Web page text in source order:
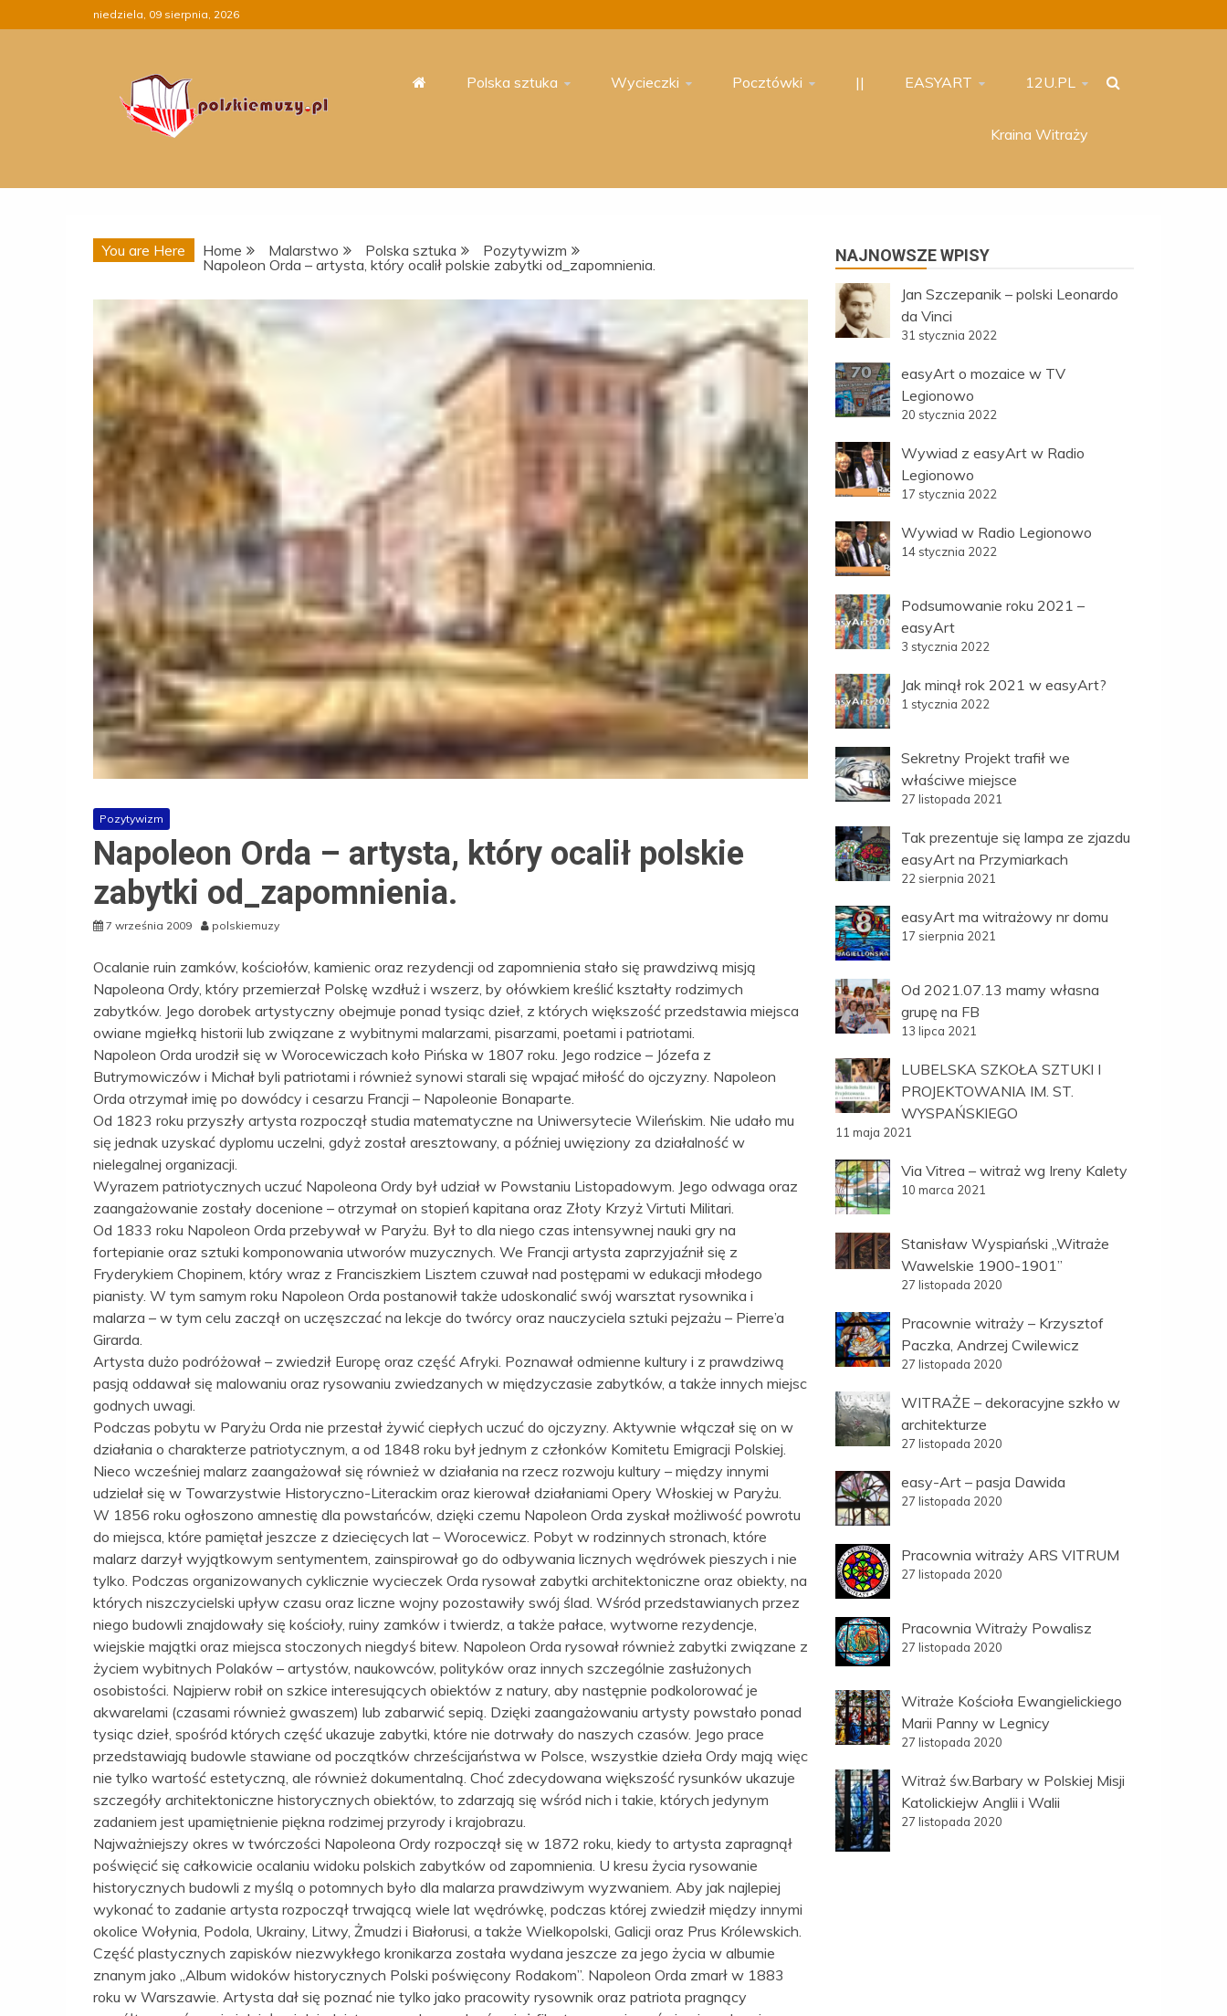
to
niedziela, 09 sierpnia, 2026
Polska sztuka Wycieczki Pocztówki || EASYART 12U.PL
Kraina Witraży
You are Here Home Malarstwo Polska sztuka
Pozytywizm
Napoleon Orda – artysta, który ocalił polskie zabytki od_zapomnienia.
Pozytywizm
Napoleon Orda – artysta, który ocalił polskie
zabytki od_zapomnienia.
7 września 2009 polskiemuzy
Ocalanie ruin zamków, kościołów, kamienic oraz rezydencji od zapomnienia stało się prawdziwą misją
Napoleona Ordy, który przemierzał Polskę wzdłuż i wszerz, by ołówkiem kreślić kształty rodzimych
zabytków. Jego dorobek artystyczny obejmuje ponad tysiąc dzieł, z których większość przedstawia miejsca
owiane mgiełką historii lub związane z wybitnymi malarzami, pisarzami, poetami i patriotami.
Napoleon Orda urodził się w Worocewiczach koło Pińska w 1807 roku. Jego rodzice – Józefa z
Butrymowiczów i Michał byli patriotami i również synowi starali się wpajać miłość do ojczyzny. Napoleon
Orda otrzymał imię po dowódcy i cesarzu Francji – Napoleonie Bonaparte.
Od 1823 roku przyszły artysta rozpoczął studia matematyczne na Uniwersytecie Wileńskim. Nie udało mu
się jednak uzyskać dyplomu uczelni, gdyż został aresztowany, a później uwięziony za działalność w
nielegalnej organizacji.
Wyrazem patriotycznych uczuć Napoleona Ordy był udział w Powstaniu Listopadowym. Jego odwaga oraz
zaangażowanie zostały docenione – otrzymał on stopień kapitana oraz Złoty Krzyż Virtuti Militari.
Od 1833 roku Napoleon Orda przebywał w Paryżu. Był to dla niego czas intensywnej nauki gry na
fortepianie oraz sztuki komponowania utworów muzycznych. We Francji artysta zaprzyjaźnił się z
Fryderykiem Chopinem, który wraz z Franciszkiem Lisztem czuwał nad postępami w edukacji młodego
pianisty. W tym samym roku Napoleon Orda postanowił także udoskonalić swój warsztat rysownika i
malarza – w tym celu zaczął on uczęszczać na lekcje do twórcy oraz nauczyciela sztuki pejzażu – Pierre’a
Girarda.
Artysta dużo podróżował – zwiedził Europę oraz część Afryki. Poznawał odmienne kultury i z prawdziwą
pasją oddawał się malowaniu oraz rysowaniu zwiedzanych w międzyczasie zabytków, a także innych miejsc
godnych uwagi.
Podczas pobytu w Paryżu Orda nie przestał żywić ciepłych uczuć do ojczyzny. Aktywnie włączał się on w
działania o charakterze patriotycznym, a od 1848 roku był jednym z członków Komitetu Emigracji Polskiej.
Nieco wcześniej malarz zaangażował się również w działania na rzecz rozwoju kultury – między innymi
udzielał się w Towarzystwie Historyczno-Literackim oraz kierował działaniami Opery Włoskiej w Paryżu.
W 1856 roku ogłoszono amnestię dla powstańców, dzięki czemu Napoleon Orda zyskał możliwość powrotu
do miejsca, które pamiętał jeszcze z dziecięcych lat – Worocewicz. Pobyt w rodzinnych stronach, które
malarz darzył wyjątkowym sentymentem, zainspirował go do odbywania licznych wędrówek pieszych i nie
tylko. Podczas organizowanych cyklicznie wycieczek Orda rysował zabytki architektoniczne oraz obiekty, na
których niszczycielski upływ czasu oraz liczne wojny pozostawiły swój ślad. Wśród przedstawianych przez
niego budowli znajdowały się kościoły, ruiny zamków i twierdz, a także pałace, wytworne rezydencje,
wiejskie majątki oraz miejsca stoczonych niegdyś bitew. Napoleon Orda rysował również zabytki związane z
życiem wybitnych Polaków – artystów, naukowców, polityków oraz innych szczególnie zasłużonych
osobistości. Najpierw robił on szkice interesujących obiektów z natury, aby następnie podkolorować je
akwarelami (czasami również gwaszem) lub zabarwić sepią. Dzięki zaangażowaniu artysty powstało ponad
tysiąc dzieł, spośród których część ukazuje zabytki, które nie dotrwały do naszych czasów. Jego prace
przedstawiają budowle stawiane od początków chrześcijaństwa w Polsce, wszystkie dzieła Ordy mają więc
nie tylko wartość estetyczną, ale również dokumentalną. Choć zdecydowana większość rysunków ukazuje
szczegóły architektoniczne historycznych obiektów, to zdarzają się wśród nich i takie, których jedynym
zadaniem jest upamiętnienie piękna rodzimej przyrody i krajobrazu.
Najważniejszy okres w twórczości Napoleona Ordy rozpoczął się w 1872 roku, kiedy to artysta zapragnął
poświęcić się całkowicie ocalaniu widoku polskich zabytków od zapomnienia. U kresu życia rysowanie
historycznych budowli z myślą o potomnych było dla malarza prawdziwym wyzwaniem. Aby jak najlepiej
wykonać to zadanie artysta rozpoczął trwającą wiele lat wędrówkę, podczas której zwiedził między innymi
okolice Wołynia, Podola, Ukrainy, Litwy, Żmudzi i Białorusi, a także Wielkopolski, Galicji oraz Prus Królewskich.
Część plastycznych zapisków niezwykłego kronikarza została wydana jeszcze za jego życia w albumie
znanym jako „Album widoków historycznych Polski poświęcony Rodakom”. Napoleon Orda zmarł w 1883
roku w Warszawie. Artysta dał się poznać nie tylko jako pracowity rysownik oraz patriota pragnący
NAJNOWSZE WPISY
Jan Szczepanik – polski Leonardo
da Vinci
31 stycznia 2022
easyArt o mozaice w TV
Legionowo
20 stycznia 2022
Wywiad z easyArt w Radio
Legionowo
17 stycznia 2022
Wywiad w Radio Legionowo
14 stycznia 2022
Podsumowanie roku 2021 –
easyArt
3 stycznia 2022
Jak minął rok 2021 w easyArt?
1 stycznia 2022
Sekretny Projekt trafił we
właściwe miejsce
27 listopada 2021
Tak prezentuje się lampa ze zjazdu
easyArt na Przymiarkach
22 sierpnia 2021
easyArt ma witrażowy nr domu
17 sierpnia 2021
Od 2021.07.13 mamy własna
grupę na FB
13 lipca 2021
LUBELSKA SZKOŁA SZTUKI I
PROJEKTOWANIA IM. ST.
WYSPAŃSKIEGO
11 maja 2021
Via Vitrea – witraż wg Ireny Kalety
10 marca 2021
Stanisław Wyspiański „Witraże
Wawelskie 1900-1901”
27 listopada 2020
Pracownie witraży – Krzysztof
Paczka, Andrzej Cwilewicz
27 listopada 2020
WITRAŻE – dekoracyjne szkło w
architekturze
27 listopada 2020
easy-Art – pasja Dawida
27 listopada 2020
Pracownia witraży ARS VITRUM
27 listopada 2020
Pracownia Witraży Powalisz
27 listopada 2020
Witraże Kościoła Ewangielickiego
Marii Panny w Legnicy
27 listopada 2020
Witraż św.Barbary w Polskiej Misji
Katolickiejw Anglii i Walii
27 listopada 2020